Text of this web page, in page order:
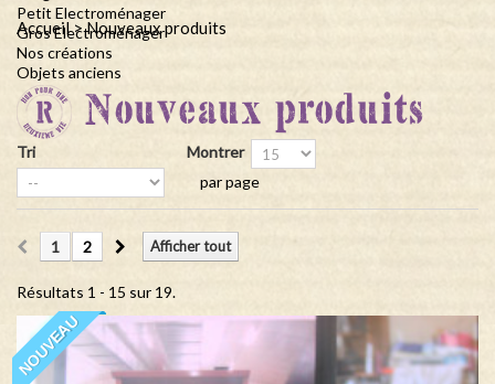
Petit Electroménager
Gros Electroménager
Nos créations
Objets anciens
Accueil>Nouveaux produits
Nouveaux produits
Tri
Montrer
par page
Afficher tout
1 2
Résultats 1 - 15 sur 19.
NOUVEAU